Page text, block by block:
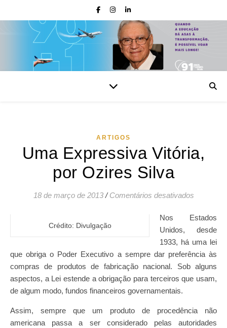
ARTIGOS
Uma Expressiva Vitória,
por Ozires Silva
18 de março de 2013 / Comentários desativadosem Uma
Crédito: Divulgação
Nos Estados
Unidos, desde
1933, há uma lei
que obriga o Poder Executivo a sempre dar preferência às
compras de produtos de fabricação nacional. Sob alguns
aspectos, a Lei estende a obrigação para terceiros que usam,
de algum modo, fundos financeiros governamentais.
Assim, sempre que um produto de procedência não
americana passa a ser considerado pelas autoridades